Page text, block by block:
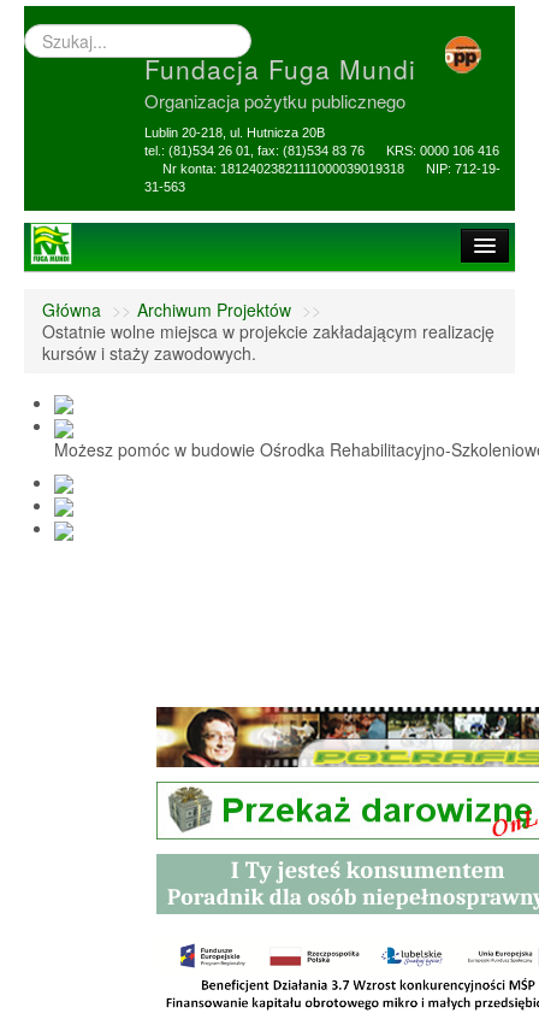
Wyszukiwarka
–
Fundacja Fuga Mundi
Organizacja pożytku publicznego
Lublin 20-218, ul. Hutnicza 20B
tel.: (81)534 26 01, fax: (81)534 83 76 KRS: 0000 106 416
Nr konta: 18124023821111000039019318 NIP: 712-19-
31-563
O Fundacji
Nasi Beneficjenci
Ośrodek Reh-Szkol
Sprawozdania
Przetargi
Główna >> Archiwum Projektów >>
Ostatnie wolne miejsca w projekcie zakładającym realizację
kursów i staży zawodowych.
Możesz pomóc w budowie Ośrodka Rehabilitacyjno-